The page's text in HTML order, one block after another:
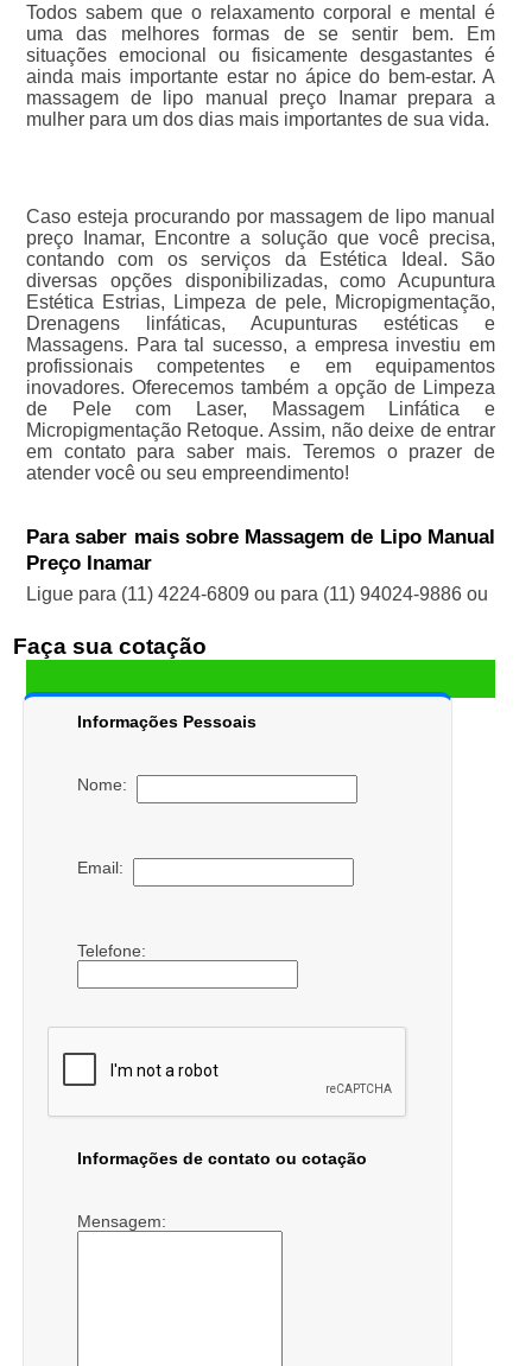
Todos sabem que o relaxamento corporal e mental é
uma das melhores formas de se sentir bem. Em
situações emocional ou fisicamente desgastantes é
ainda mais importante estar no ápice do bem-estar. A
massagem de lipo manual preço Inamar prepara a
mulher para um dos dias mais importantes de sua vida.
Caso esteja procurando por massagem de lipo manual
preço Inamar, Encontre a solução que você precisa,
contando com os serviços da Estética Ideal. São
diversas opções disponibilizadas, como Acupuntura
Estética Estrias, Limpeza de pele, Micropigmentação,
Drenagens linfáticas, Acupunturas estéticas e
Massagens. Para tal sucesso, a empresa investiu em
profissionais competentes e em equipamentos
inovadores. Oferecemos também a opção de Limpeza
de Pele com Laser, Massagem Linfática e
Micropigmentação Retoque. Assim, não deixe de entrar
em contato para saber mais. Teremos o prazer de
atender você ou seu empreendimento!
Para saber mais sobre Massagem de Lipo Manual
Preço Inamar
Ligue para (11) 4224-6809 ou para (11) 94024-9886ou
Faça sua cotação
Informações Pessoais
Nome:
Email:
Telefone:
Informações de contato ou cotação
Mensagem: